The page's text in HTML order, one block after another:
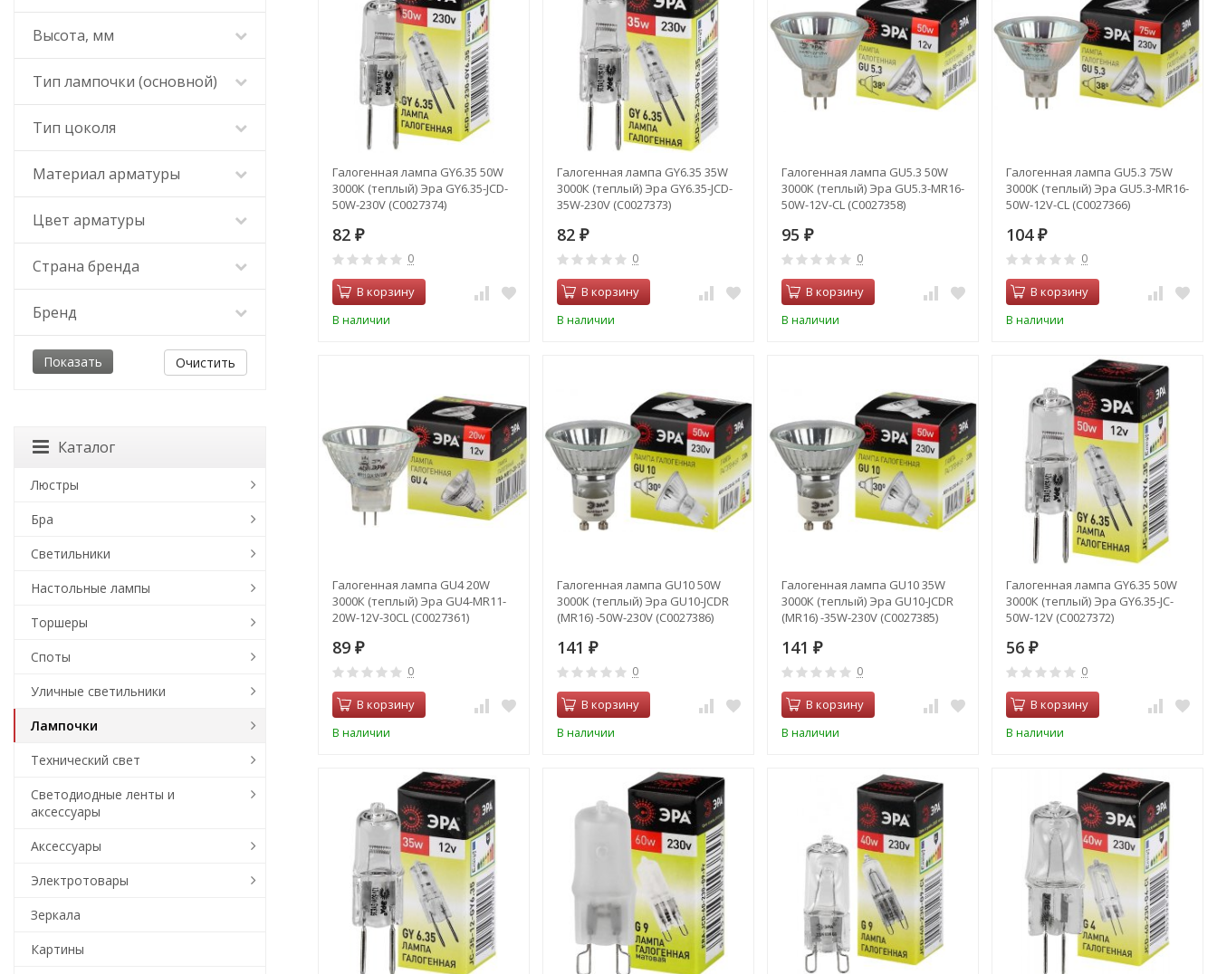
Галогенная лампа GY6.35 50W
3000К (теплый) Эра GY6.35-JCD-
50W-230V (C0027374)
82 ₽
0
В корзину
В наличии
Галогенная лампа GY6.35 35W
3000К (теплый) Эра GY6.35-JCD-
35W-230V (C0027373)
82 ₽
0
В корзину
В наличии
Галогенная лампа GU5.3 50W
3000К (теплый) Эра GU5.3-MR16-
50W-12V-CL (C0027358)
95 ₽
0
В корзину
В наличии
Галогенная лампа GU5.3 75W
3000К (теплый) Эра GU5.3-MR16-
50W-12V-CL (C0027366)
104 ₽
0
В корзину
В наличии
Галогенная лампа GU4 20W
3000К (теплый) Эра GU4-MR11-
20W-12V-30CL (C0027361)
89 ₽
0
В корзину
В наличии
Галогенная лампа GU10 50W
3000К (теплый) Эра GU10-JCDR
(MR16) -50W-230V (C0027386)
141 ₽
0
В корзину
В наличии
Галогенная лампа GU10 35W
3000К (теплый) Эра GU10-JCDR
(MR16) -35W-230V (C0027385)
141 ₽
0
В корзину
В наличии
Галогенная лампа GY6.35 50W
3000К (теплый) Эра GY6.35-JC-
50W-12V (C0027372)
56 ₽
0
В корзину
В наличии
Высота, мм
Тип лампочки (основной)
Тип цоколя
Материал арматуры
Цвет арматуры
Страна бренда
Бренд
Очистить
Каталог
Люстры
Бра
Светильники
Настольные лампы
Торшеры
Споты
Уличные светильники
Лампочки
Технический свет
Светодиодные ленты и
аксессуары
Аксессуары
Электротовары
Зеркала
Картины